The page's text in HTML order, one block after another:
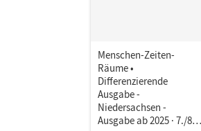
Menschen-Zeiten-
Räume •
Differenzierende
Ausgabe -
Niedersachsen -
Ausgabe ab 2025 · 7./8.